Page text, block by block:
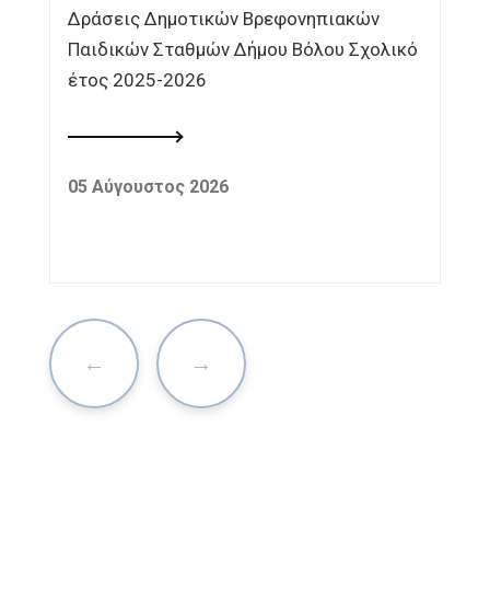
Δράσεις Δημοτικών Βρεφονηπιακών
Παιδικών Σταθμών Δήμου Βόλου Σχολικό
έτος 2025-2026
05 Αύγουστος 2026